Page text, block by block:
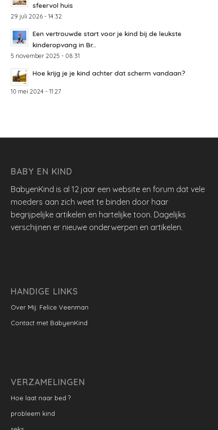
sfeervol huis
29 juli 2026 - 14:32
Een vertrouwde start voor je kind bij de leukste
kinderopvang in Br...
5 november 2025 - 08:31
Hoe krijg je je kind achter dat scherm vandaan?
10 mei 2024 - 11:27
BABY EN KIND
BabyenKind is al 12 jaar een website en forum dat vele
moeders aan zich weet te binden door haar
begrijpelijke artikelen en hartelijke toon. Dagelijks
verschijnen er nieuwe onderwerpen en artikelen.
HANDIGE LINKS
Over Mij: Felice Veenman
Contact met BabyenKind
VERZAMELINGEN
Hoe laat naar bed ?
probleem kind